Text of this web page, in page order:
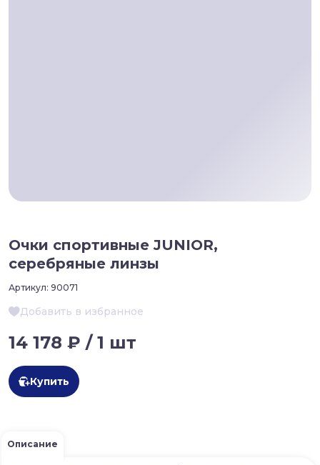
Очки спортивные JUNIOR,
серебряные линзы
Артикул: 90071
Добавить в избранное
14 178 ₽ / 1 шт
Купить
Описание